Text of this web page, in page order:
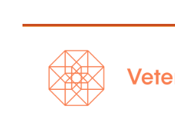
till